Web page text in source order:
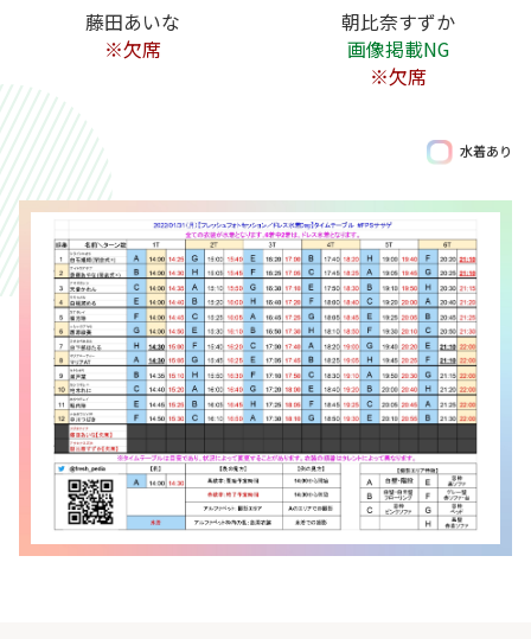
藤田あいな
※欠席
朝比奈すずか
画像掲載NG
※欠席
Birthday
水着あり